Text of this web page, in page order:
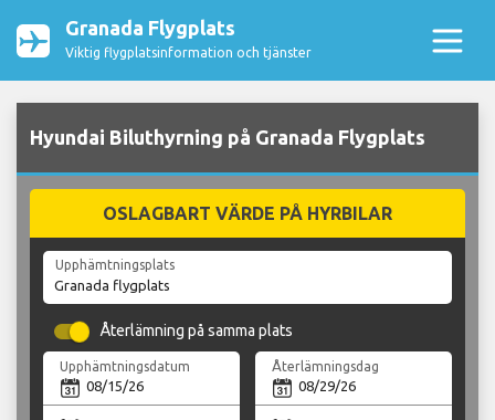
Granada Flygplats
Viktig flygplatsinformation och tjänster
Hyundai Biluthyrning på Granada Flygplats
OSLAGBART VÄRDE PÅ HYRBILAR
Upphämtningsplats
Återlämning på samma plats
Upphämtningsdatum Återlämningsdag